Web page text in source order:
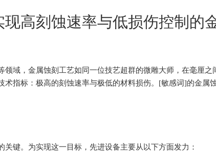
高刻蚀速率与低损伤控制的
领域，金属蚀刻工艺如同一位技艺超群的微雕大师，在毫厘之
术指标：极高的刻蚀速率与极低的材料损伤。[敏感词]的金属
键。为实现这一目标，先进设备主要从以下方面发力：